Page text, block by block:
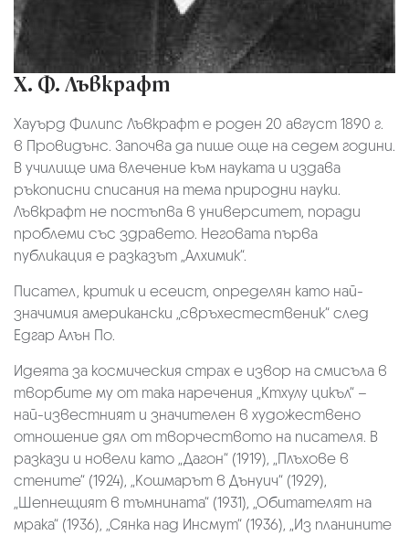
Х. Ф. Лъвкрафт
Хауърд Филипс Лъвкрафт е роден 20 август 1890 г.
в Провидънс. Започва да пише още на седем години.
В училище има влечение към науката и издава
ръкописни списания на тема природни науки.
Лъвкрафт не постъпва в университет, поради
проблеми със здравето. Неговата първа
публикация е разказът „Алхимик“.
Писател, критик и есеист, определян като най-
значимия американски „свръхестественик“ след
Едгар Алън По.
Идеята за космическия страх е извор на смисъла в
творбите му от така наречения „Ктхулу цикъл“ –
най-известният и значителен в художествено
отношение дял от творчеството на писателя. В
разкази и новели като „Дагон“ (1919), „Плъхове в
стените“ (1924), „Кошмарът в Дънуич“ (1929),
„Шепнещият в тъмнината“ (1931), „Обитателят на
мрака“ (1936), „Сянка над Инсмут“ (1936), „Из планините